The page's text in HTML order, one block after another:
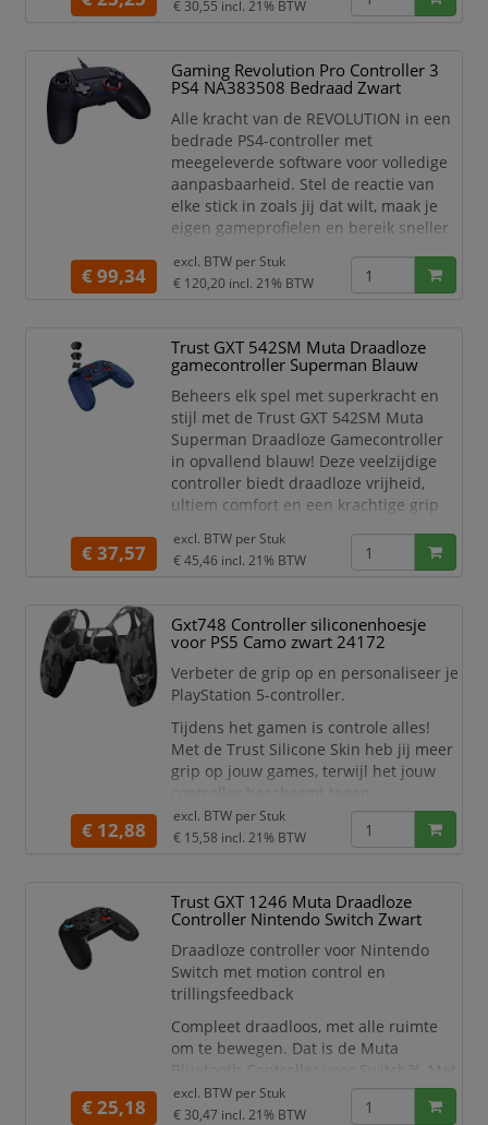
apparaat om hem van stroom te
voeding, niet inbegrepen). De blauwe
LED's (laadniveau-indicator) lichten op
€ 30,55 incl. 21% BTW
Gaming Revolution Pro Controller 3
PS4 NA383508 Bedraad Zwart
Alle kracht van de REVOLUTION in een
bedrade PS4-controller met
meegeleverde software voor volledige
aanpasbaarheid. Stel de reactie van
elke stick in zoals jij dat wilt, maak je
eigen gameprofielen en bereik sneller
De REVOLUTION Pro Controller 3 is een
die op zoek zijn naar prestaties en
comfort. Hij heeft alle kenmerkende
ergonomisch
€ 99,34
excl. BTW per Stuk
€ 120,20 incl. 21% BTW
Trust GXT 542SM Muta Draadloze
gamecontroller Superman Blauw
Beheers elk spel met superkracht en
stijl met de Trust GXT 542SM Muta
Superman Draadloze Gamecontroller
in opvallend blauw! Deze veelzijdige
controller biedt draadloze vrijheid,
ultiem comfort en een krachtige grip
console. Het heldhaftige Superman-
design maakt je setup compleet en
de ingebouwde oplaadbare batterij en
de responsieve knoppen ben je altijd
€ 37,57
excl. BTW per Stuk
€ 45,46 incl. 21% BTW
Gxt748 Controller siliconenhoesje
voor PS5 Camo zwart 24172
Verbeter de grip op en personaliseer je
PlayStation 5-controller.
Tijdens het gamen is controle alles!
Met de Trust Silicone Skin heb jij meer
grip op jouw games, terwijl het jouw
beschadigingen. Alle knoppen en
aansluitingen blijven beschikbaar als je
Los van de verbeterde grip, voegt deze
stijl! Een s
€ 12,88
excl. BTW per Stuk
€ 15,58 incl. 21% BTW
Trust GXT 1246 Muta Draadloze
Controller Nintendo Switch Zwart
Draadloze controller voor Nintendo
Switch met motion control en
trillingsfeedback
Compleet draadloos, met alle ruimte
om te bewegen. Dat is de Muta
Bluetooth Controller voor Switch™. Met
een oplaadbare batterij die je tot 15
uur speeltijd geeft na één keer
€ 25,18
excl. BTW per Stuk
€ 30,47 incl. 21% BTW